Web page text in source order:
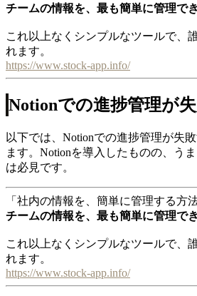
チームの情報を、最も簡単に管理で
これ以上なくシンプルなツールで、
れます。
https://www.stock-app.info/
Notionでの進捗管理が
以下では、Notionでの進捗管理が失
ます。Notionを導入したものの、う
は必見です。
「社内の情報を、簡単に管理する方
チームの情報を、最も簡単に管理で
これ以上なくシンプルなツールで、
れます。
https://www.stock-app.info/